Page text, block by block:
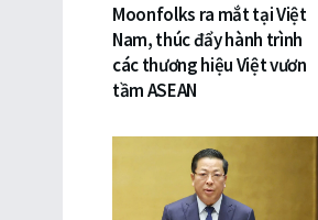
Moonfolks ra mắt tại Việt
Nam, thúc đẩy hành trình
các thương hiệu Việt vươn
tầm ASEAN